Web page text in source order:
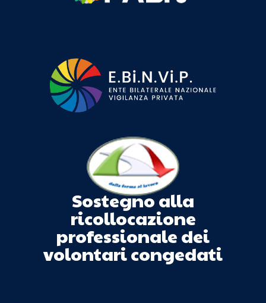
Sostegno alla
ricollocazione
professionale dei
volontari congedati